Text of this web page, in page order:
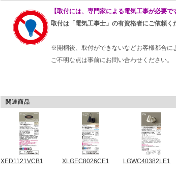
【取付には、専門家による電気工事が必要で
取付は「電気工事士」の有資格者にご依頼く
※開梱後、取付ができないなどお客様都合に
ご不明な点は事前にお問い合わせください。
関連商品
XED1121VCB1 XLGEC8026CE1 LGWC40382LE1